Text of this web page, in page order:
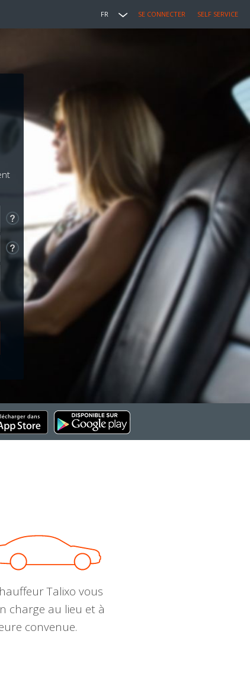
FR SE CONNECTER SELF SERVICE
Talixo vous
charge au lieu et à
convenue.